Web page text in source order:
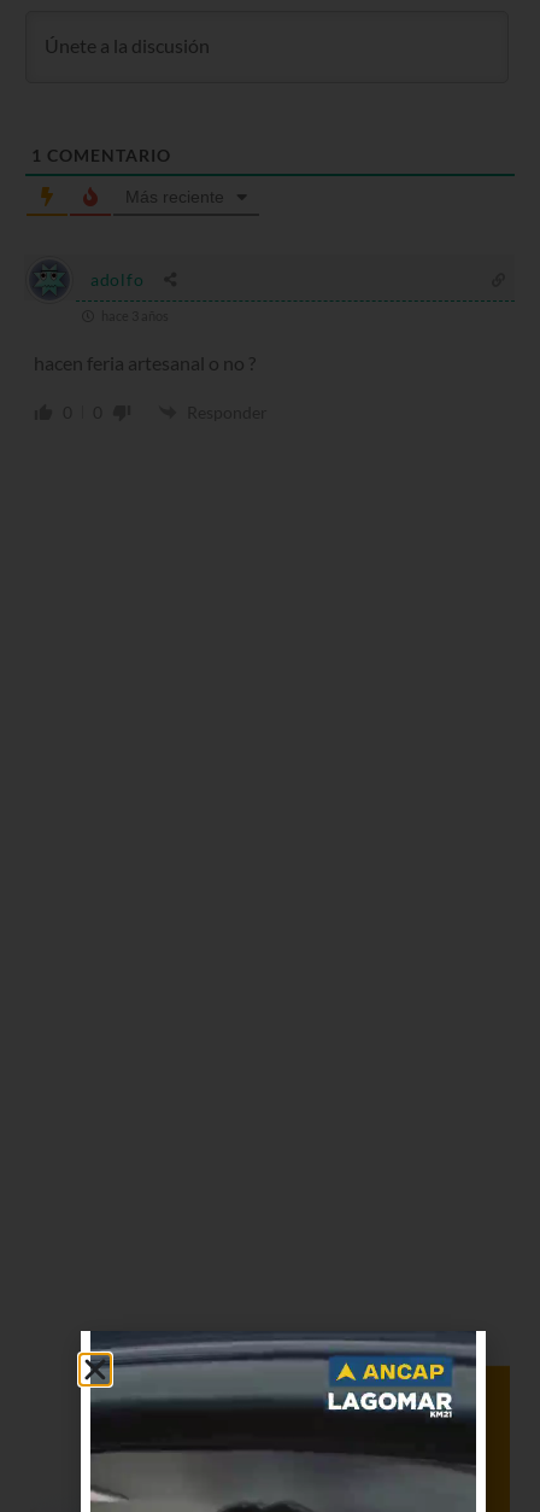
1 COMENTARIO
Más reciente
adolfo
hacen feria artesanal o no ?